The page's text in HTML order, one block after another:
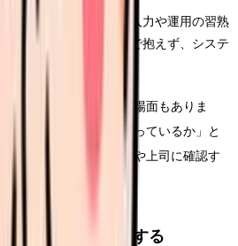
システムの導入期は、入力や運用の習熟
る。困ったときは一人で抱えず、システ
が細かく、判断に迷う場面もありま
報か」「この操作で合っているか」と
、施設の医療情報担当や上司に確認す
きやすさを左右する